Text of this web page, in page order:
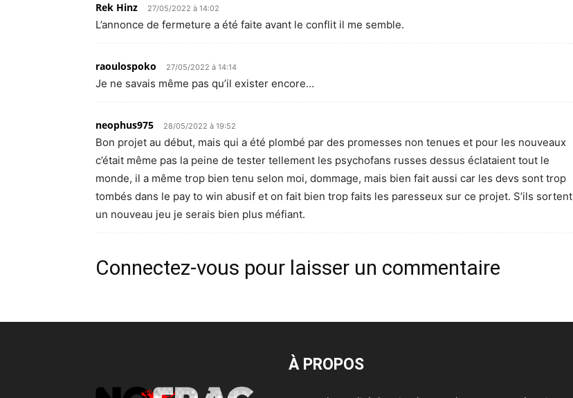
Rek Hinz 27/05/2022 à 14:02
L’annonce de fermeture a été faite avant le conflit il me semble.
raoulospoko 27/05/2022 à 14:14
Je ne savais même pas qu’il exister encore…
neophus975 28/05/2022 à 19:52
Bon projet au début, mais qui a été plombé par des promesses non tenues et pour les nouveaux
c’était même pas la peine de tester tellement les psychofans russes dessus éclataient tout le
monde, il a même trop bien tenu selon moi, dommage, mais bien fait aussi car les devs sont trop
tombés dans le pay to win abusif et on fait bien trop faits les paresseux sur ce projet. S’ils sortent
un nouveau jeu je serais bien plus méfiant.
Connectez-vous pour laisser un commentaire
À PROPOS